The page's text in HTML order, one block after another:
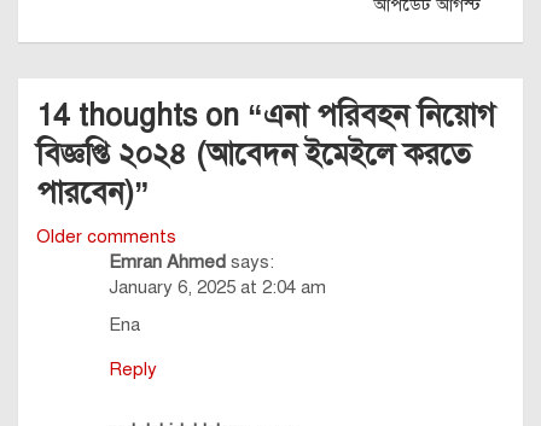
আপডেট আগস্ট
14 thoughts on “এনা পরিবহন নিয়োগ
বিজ্ঞপ্তি ২০২৪ (আবেদন ইমেইলে করতে
পারবেন)”
Comments
navigation
Older comments
Emran Ahmed says:
January 6, 2025 at 2:04 am
Ena
Reply